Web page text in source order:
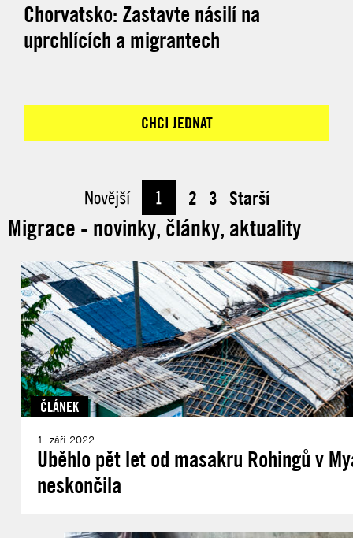
Chorvatsko: Zastavte násilí na
uprchlících a migrantech
CHCI JEDNAT
Novější 1 2 3 Starší
Migrace - novinky, články, aktuality
ČLÁNEK
1. září 2022
Uběhlo pět let od masakru Rohingů v
neskončila